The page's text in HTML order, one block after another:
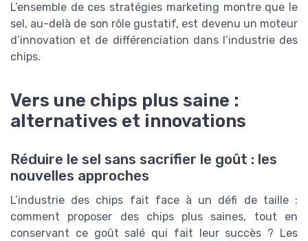
L’ensemble de ces stratégies marketing montre que le
sel, au-delà de son rôle gustatif, est devenu un moteur
d’innovation et de différenciation dans l’industrie des
chips.
Vers une chips plus saine :
alternatives et innovations
Réduire le sel sans sacrifier le goût : les
nouvelles approches
L’industrie des chips fait face à un défi de taille :
comment proposer des chips plus saines, tout en
conservant ce goût salé qui fait leur succès ? Les